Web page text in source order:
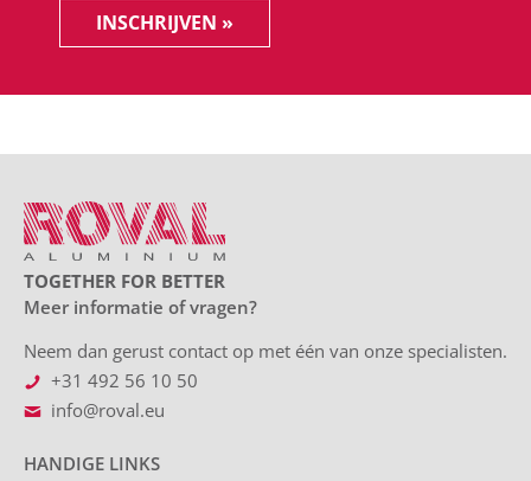
INSCHRIJVEN »
TOGETHER FOR BETTER
Meer informatie of vragen?
Neem dan gerust contact op met één van onze specialisten.
+31 492 56 10 50
info@roval.eu
HANDIGE LINKS